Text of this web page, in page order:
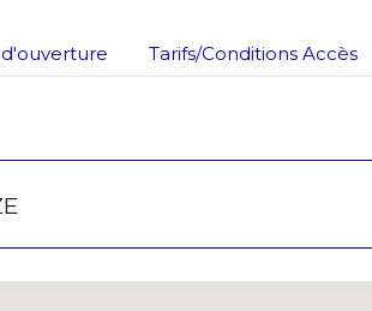
Tarifs/Conditions Accès